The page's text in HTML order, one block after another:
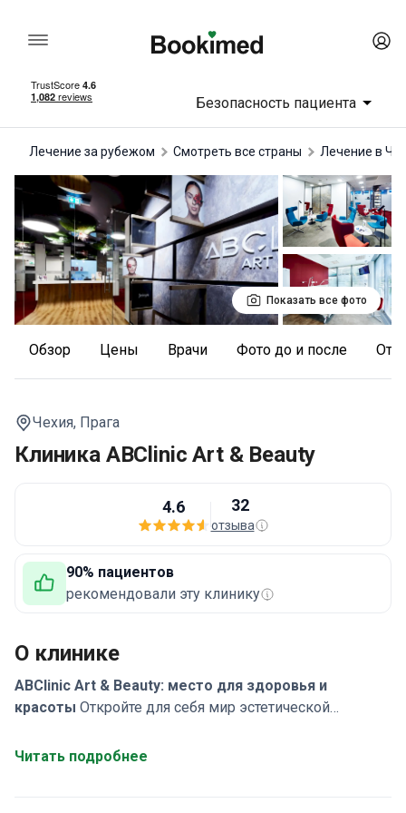
Безопасность пациента
Лечение за рубежом Смотреть все страны лечение в
Показать все фото
Обзор Цены Врачи Фото до и после
Чехия, Прага
Клиника ABClinic Art & Beauty
4.6 32
отзыва
90% пациентов
рекомендовали эту клинику
О клинике
ABClinic Art & Beauty: место для здоровья и
красоты Откройте для себя мир эстетической
команда специалистов стремится предоставить
Читать подробнее